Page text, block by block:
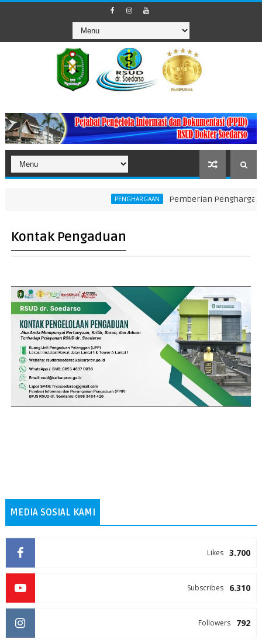
PENGHARGAAN Pemberian Penghargaan
Kontak Pengaduan
MEDIA SOSIAL KAMI
3.700
Likes
6.310
Subscribes
792
Followers